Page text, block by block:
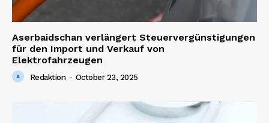
News Week
Magazine PRO
Aserbaidschan verlängert Steuervergünstigungen
für den Import und Verkauf von
Elektrofahrzeugen
Redaktion - October 23, 2025